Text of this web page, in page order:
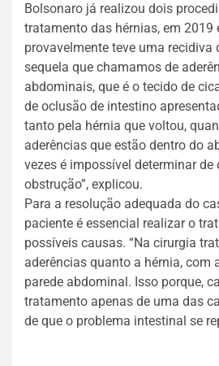
Bolsonaro já realizou dois
tratamento das hérnias, em 2019
provavelmente teve uma recidiva
sequela que chamamos de
abdominais, que é o tecido de
de oclusão de intestino
tanto pela hérnia que voltou,
aderências que estão dentro do
vezes é impossível determinar de
obstrução”, explicou.
Para a resolução adequada do
paciente é essencial realizar o
possíveis causas. “Na cirurgia
aderências quanto a hérnia, com
parede abdominal. Isso porque,
tratamento apenas de uma das
de que o problema intestinal se